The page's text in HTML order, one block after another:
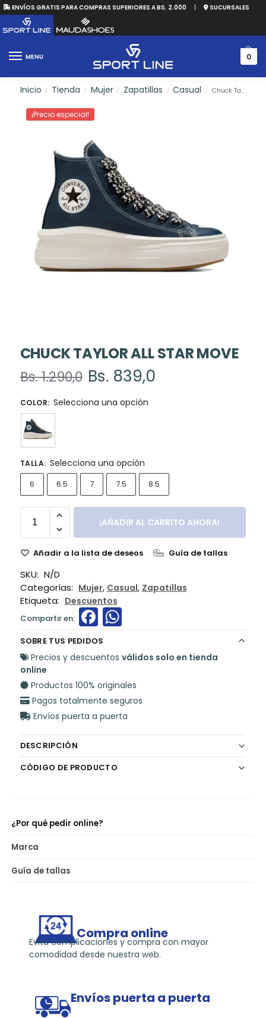
ENVÍOS GRATIS PARA COMPRAS SUPERIORES A BS. 2.000 | SUCURSALES
MENU 0
Inicio / Tienda / Mujer / Zapatillas / Casual / Chuck Taylor All Star Move
¡Precio especial!
CHUCK TAYLOR ALL STAR MOVE
Bs.1.290,0 Bs. 839,0
COLOR: Selecciona una opción
TALLA: Selecciona una opción
6 6.5 7 7.5 8.5
¡AÑADIR AL CARRITO AHORA!
Añadir a la lista de deseos Guía de tallas
SKU: N/D
Categorías: Mujer, Casual, Zapatillas
Etiqueta: Descuentos
F
a
c
b
o
o
k
W
h
a
A
p
p
SOBRE TUS PEDIDOS
Precios y descuentos válidos solo en tienda
online
Productos 100% originales
Pagos totalmente seguros
Envíos puerta a puerta
DESCRIPCIÓN
CÓDIGO DE PRODUCTO
¿Por qué pedir online?
Marca
Guía de tallas
Compra online
Evita complicaciones y compra con mayor
comodidad desde nuestra web.
Envíos puerta a puerta